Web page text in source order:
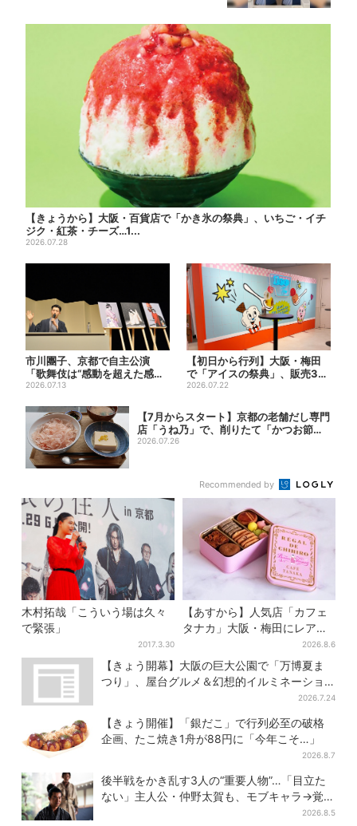
【きょうから】大阪・百貨店で「かき氷の祭典」、いちご・イチ
ジク・紅茶・チーズ…1...
2026.07.28
市川團子、京都で自主公演
「歌舞伎は“感動を超えた感
動”がある」戦友・市川染五郎
2026.07.13
【初日から行列】大阪・梅田
で「アイスの祭典」、販売30
分で完売…“ほうせき箱”の...
2026.07.22
【7月からスタート】京都の老舗だし専門
店「うね乃」で、削りたて「かつお節」
のモー...
2026.07.26
Recommended by
木村拓哉「こういう場は久々
で緊張」
2017.3.30
【あすから】人気店「カフェ
タナカ」大阪・梅田にレア商
品集結…本店人気パン＆限定
クッキー缶も！ 7日間の夏イ
ベント
2026.8.6
【きょう開幕】大阪の巨大公園で「万博夏ま
つり」、屋台グルメ＆幻想的イルミネーショ
2026.7.24
【きょう開催】「銀だこ」で行列必至の破格
企画、たこ焼き1舟が88円に「今年こそ…」
2026.8.7
後半戦をかき乱す3人の“重要人物”…「目立た
ない」主人公・仲野太賀も、モブキャラ→覚醒
2026.8.5